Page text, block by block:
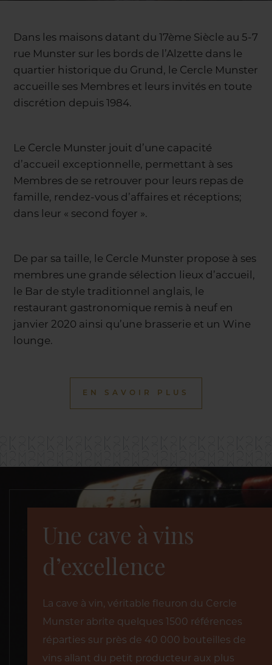
Dans les maisons datant du 17ème Siècle au 5-7
rue Munster sur les bords de l’Alzette dans le
quartier historique du Grund, le Cercle Munster
accueille ses Membres et leurs invités en toute
discrétion depuis 1984.
Le Cercle Munster jouit d’une capacité
d’accueil exceptionnelle, permettant à ses
Membres de se retrouver pour leurs repas de
famille, rendez-vous d’affaires et réceptions;
dans leur « second foyer ».
De par sa taille, le Cercle Munster propose à ses
membres une grande sélection lieux d’accueil,
le Bar de style traditionnel anglais, le
restaurant gastronomique remis à neuf en
janvier 2020 ainsi qu’une brasserie et un Wine
lounge.
EN SAVOIR PLUS
Une cave à vins
d’excellence
La cave à vin, véritable fleuron du Cercle
Munster abrite quelques 1500 références
réparties sur près de 40 000 bouteilles de
vins allant du petit producteur aux plus